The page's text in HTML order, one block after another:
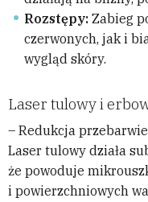
Rozstępy: Zabieg
czerwonych, jak i
wygląd skóry.
Laser tulowy i
– Redukcja
Laser tulowy działa
że powoduje
i powierzchniowych